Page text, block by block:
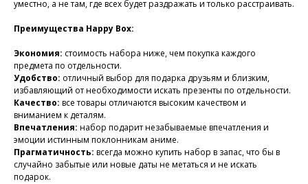
уместно, а не там, где всех будет раздражать и только расстраивать.
Преимущества Happy Box:
Экономия: стоимость набора ниже, чем покупка каждого
предмета по отдельности.
Удобство: отличный выбор для подарка друзьям и близким,
избавляющий от необходимости искать презенты по отдельности.
Качество: все товары отличаются высоким качеством и
вниманием к деталям.
Впечатления: набор подарит незабываемые впечатления и
эмоции истинным поклонникам аниме.
Прагматичность: всегда можно купить набор в запас, что бы в
случайно забытые или новые даты не метаться и не искать
подарок.